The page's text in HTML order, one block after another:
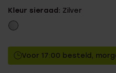
Zonder memberkorting
Kleur sieraad: Zilver
Voor 17:00 besteld,